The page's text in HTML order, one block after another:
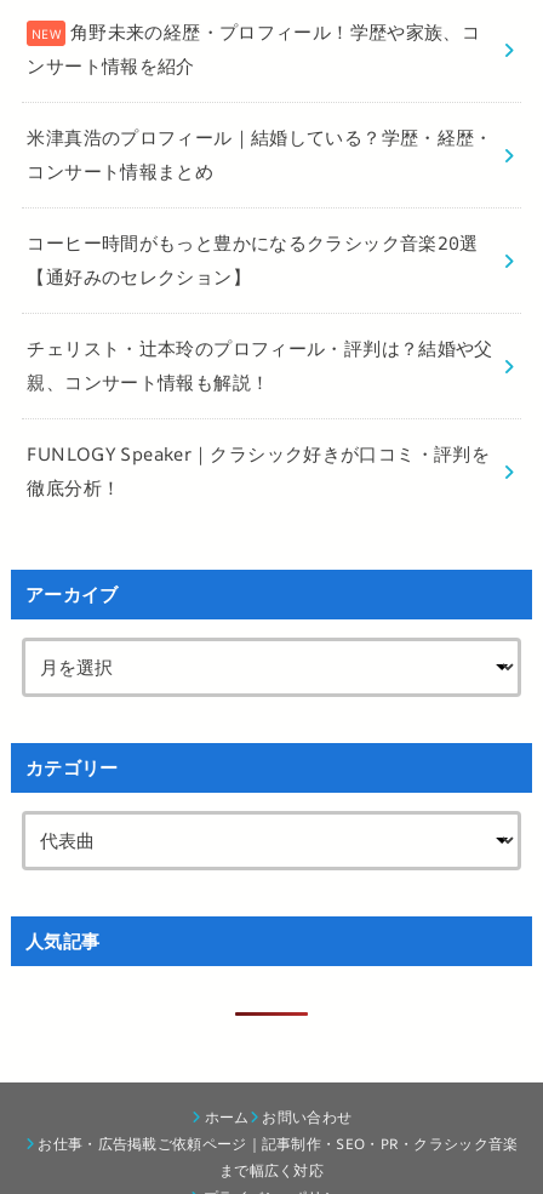
角野未来の経歴・プロフィール！学歴や家族、コ
ンサート情報を紹介
米津真浩のプロフィール｜結婚している？学歴・経歴・
コンサート情報まとめ
コーヒー時間がもっと豊かになるクラシック音楽20選
【通好みのセレクション】
チェリスト・辻本玲のプロフィール・評判は？結婚や父
親、コンサート情報も解説！
FUNLOGY Speaker｜クラシック好きが口コミ・評判を
徹底分析！
アーカイブ
カテゴリー
人気記事
ホーム
お問い合わせ
お仕事・広告掲載ご依頼ページ｜記事制作・SEO・PR・クラシック音楽
まで幅広く対応